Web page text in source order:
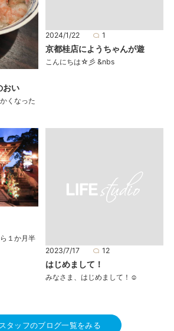
おい
くなった
2024/1/22 1
京都桂店にようちゃんが遊
こんにちは☆彡 &nbs
１か月半
2023/7/17 12
はじめまして！
みなさま、はじめまして！☺
タッフのブログ一覧をみる